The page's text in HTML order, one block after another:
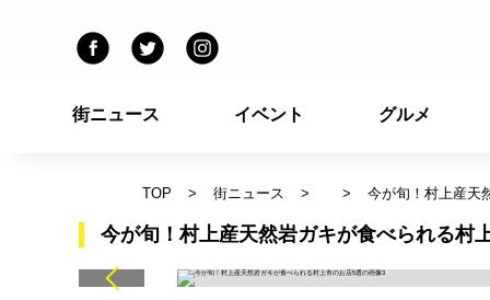
街ニュース イベント グルメ
TOP 街ニュース 今が旬！村上産天
今が旬！村上産天然岩ガキが食べられる村